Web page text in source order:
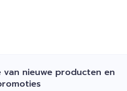
en eigenmachtig
vervalt elke
nieuwe producten en